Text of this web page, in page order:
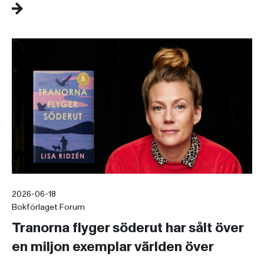
2026-06-18
Bokförlaget Forum
Tranorna flyger söderut har sålt över
en miljon exemplar världen över